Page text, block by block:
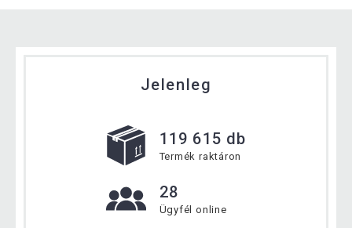
Jelenleg
119 615 db
Termék raktáron
28
Ügyfél online